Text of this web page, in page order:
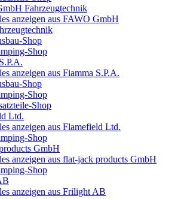
Fahrzeugtechnik
anzeigen aus FAWO GmbH
Shop
Shop
anzeigen aus Fiamma S.P.A.
Shop
Shop
Shop
Ltd.
anzeigen aus Flamefield Ltd.
Shop
GmbH
anzeigen aus flat-jack products GmbH
Shop
anzeigen aus Frilight AB